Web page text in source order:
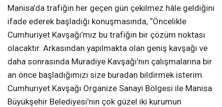
Manisa’da trafiğin her geçen gün çekilmez hâle geldiğini
ifade ederek başladığı konuşmasında, “Öncelikle
Cumhuriyet Kavşağı’mız bu trafiğin bir çözüm noktası
olacaktır. Arkasından yapılmakta olan geniş kavşağı ve
daha sonrasında Muradiye Kavşağı’nın çalışmalarına bir
an önce başladığımızı size buradan bildirmek isterim.
Cumhuriyet Kavşağı Organize Sanayi Bölgesi ile Manisa
Büyükşehir Belediyesi’nin çok güzel iki kurumun